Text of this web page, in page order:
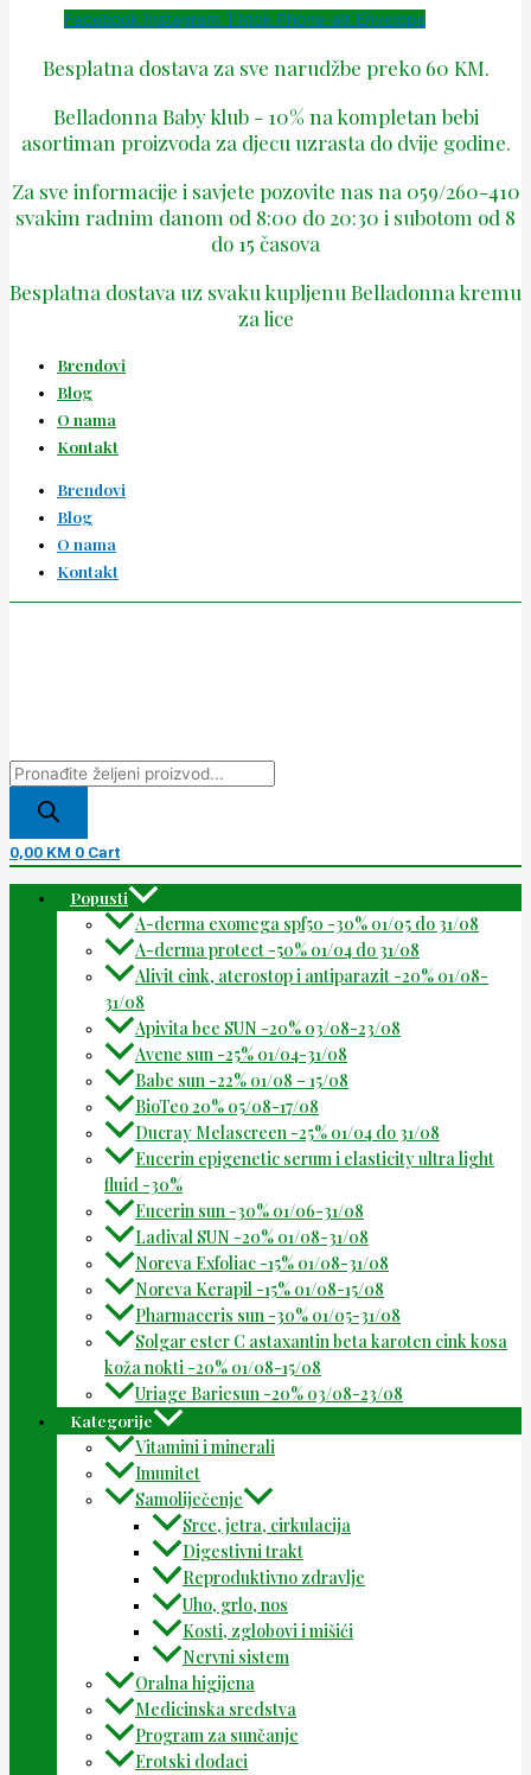
Facebook Instagram Tiktok Phone-alt Envelope
Besplatna dostava za sve narudžbe preko 60 KM.
Belladonna Baby klub - 10% na kompletan bebi
asortiman proizvoda za djecu uzrasta do dvije godine.
Za sve informacije i savjete pozovite nas na 059/260-410
svakim radnim danom od 8:00 do 20:30 i subotom od 8
do 15 časova
Besplatna dostava uz svaku kupljenu Belladonna kremu
za lice
Brendovi
Blog
O nama
Kontakt
Brendovi
Blog
O nama
Kontakt
0,00 KM 0 Cart
Popusti
A-derma exomega spf50 -30% 01/05 do 31/08
A-derma protect -50% 01/04 do 31/08
Alivit cink, aterostop i antiparazit -20% 01/08-
31/08
Apivita bee SUN -20% 03/08-23/08
Avene sun -25% 01/04-31/08
Babe sun -22% 01/08 – 15/08
BioTeo 20% 05/08-17/08
Ducray Melascreen -25% 01/04 do 31/08
Eucerin epigenetic serum i elasticity ultra light
fluid -30%
Eucerin sun -30% 01/06-31/08
Ladival SUN -20% 01/08-31/08
Noreva Exfoliac -15% 01/08-31/08
Noreva Kerapil -15% 01/08-15/08
Pharmaceris sun -30% 01/05-31/08
Solgar ester C astaxantin beta karoten cink kosa
koža nokti -20% 01/08-15/08
Uriage Bariesun -20% 03/08-23/08
Kategorije
Vitamini i minerali
Imunitet
Samoliječenje
Srce, jetra, cirkulacija
Digestivni trakt
Reproduktivno zdravlje
Uho, grlo, nos
Kosti, zglobovi i mišići
Nervni sistem
Oralna higijena
Medicinska sredstva
Program za sunčanje
Erotski dodaci